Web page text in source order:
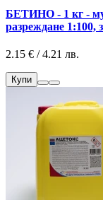
БЕТИНО - 1 кг -
разреждане 1:100,
2.15 € / 4.21 лв.
Купи